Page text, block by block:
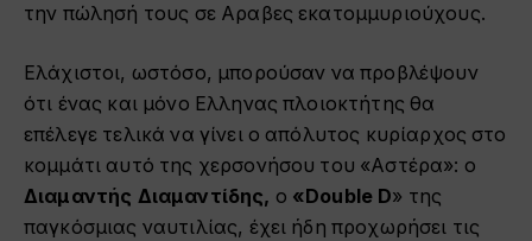
την πώλησή τους σε Αραβες εκατομμυριούχους.
Ελάχιστοι, ωστόσο, μπορούσαν να προβλέψουν
ότι ένας και μόνο Ελληνας πλοιοκτήτης θα
επέλεγε τελικά να γίνει ο απόλυτος κυρίαρχος στο
κομμάτι αυτό της χερσονήσου του «Αστέρα»: ο
Διαμαντής Διαμαντίδης, ο «Double D» της
παγκόσμιας ναυτιλίας, έχει ήδη προχωρήσει τις